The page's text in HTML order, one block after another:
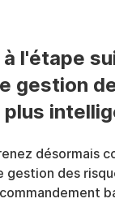
à l'étape
gestion
désormais
gestion des